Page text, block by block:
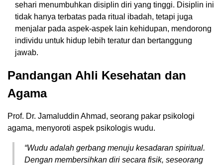
sehari menumbuhkan disiplin diri yang tinggi. Disiplin ini
tidak hanya terbatas pada ritual ibadah, tetapi juga
menjalar pada aspek-aspek lain kehidupan, mendorong
individu untuk hidup lebih teratur dan bertanggung
jawab.
Pandangan Ahli Kesehatan dan
Agama
Prof. Dr. Jamaluddin Ahmad, seorang pakar psikologi
agama, menyoroti aspek psikologis wudu.
“Wudu adalah gerbang menuju kesadaran spiritual.
Dengan membersihkan diri secara fisik, seseorang